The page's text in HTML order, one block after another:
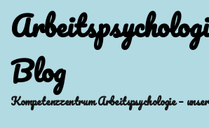
Blog
Kompetenzzentrum Arbeitspsychologie –